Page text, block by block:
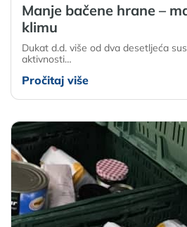
Manje bačene hrane –
klimu
Dukat d.d. više od dva desetljeća
aktivnosti…
Pročitaj više